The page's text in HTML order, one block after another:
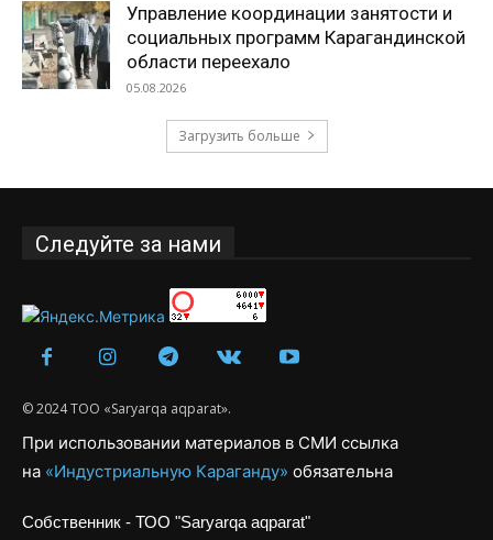
Управление координации занятости и
социальных программ Карагандинской
области переехало
05.08.2026
Загрузить больше
Следуйте за нами
© 2024 ТОО «Saryarqa aqparat».
При использовании материалов в СМИ ссылка
на «Индустриальную Караганду» обязательна
Собственник - ТОО "Saryarqa aqparat"